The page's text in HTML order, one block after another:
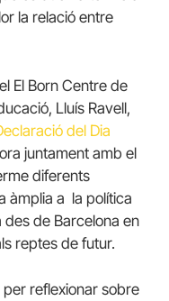
la relació entre
El Born Centre de
Lluís Ravell,
del Dia
juntament amb el
diferents
àmplia a la política
des de Barcelona en
reptes de futur.
reflexionar sobre